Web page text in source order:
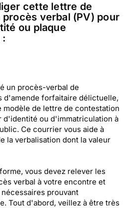
cette lettre de
verbal (PV) pour
ou plaque
un procès-verbal de
d'amende forfaitaire délictuelle,
modèle de lettre de contestation
d'identité ou d'immatriculation à
Ce courrier vous aide à
la verbalisation dont la valeur
vous devez relever les
verbal à votre encontre et
prouvant
Tout d'abord, veillez à être très